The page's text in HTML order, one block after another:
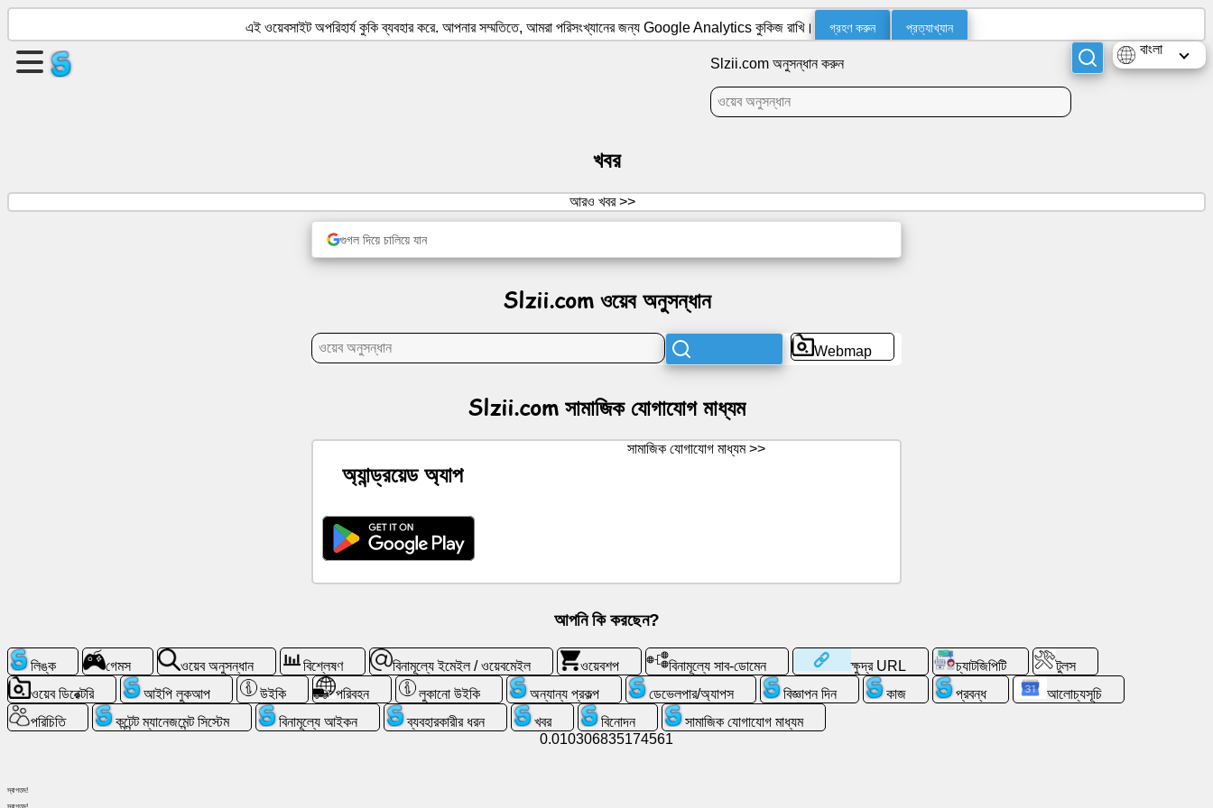
একটি
তৈরি
করুন
উইকি
পরিচিতি
এই ওয়েবসাইট অপরিহার্য কুকি ব্যবহার করে. আপনার সম্মতিতে, আমরা পরিসংখ্যানের জন্য Google Analytics কুকিজ রাখি। গ্রহণ করুন প্রত্যাখ্যান
বাংলা
Slzii.com অনুসন্ধান করুন
খবর
আরও খবর >>
গুগল দিয়ে চালিয়ে যান
Slzii.com ওয়েব অনুসন্ধান
Webmap
Slzii.com সামাজিক যোগাযোগ মাধ্যম
অ্যান্ড্রয়েড অ্যাপ
সামাজিক যোগাযোগ মাধ্যম >>
আপনি কি করছেন?
লিঙ্ক গেমস ওয়েব অনুসন্ধান বিশ্লেষণ বিনামূল্যে ইমেইল / ওয়েবমেইল ওয়েবশপ বিনামূল্যে সাব-ডোমেন ক্ষুদ্র URL চ্যাটজিপিটি
টুলস
ওয়েব ডিরেক্টরি
আইপি লুকআপ উইকি পরিবহন লুকানো উইকি অন্যান্য প্রকল্প ডেভেলপার/অ্যাপস বিজ্ঞাপন দিন কাজ প্রবন্ধ
আলোচ্যসূচি
পরিচিতি
কন্টেন্ট ম্যানেজমেন্ট সিস্টেম বিনামূল্যে আইকন ব্যবহারকারীর ধরন খবর বিনোদন
সামাজিক যোগাযোগ মাধ্যম
0.010306835174561
স্বাগতম!
স্বাগতম!